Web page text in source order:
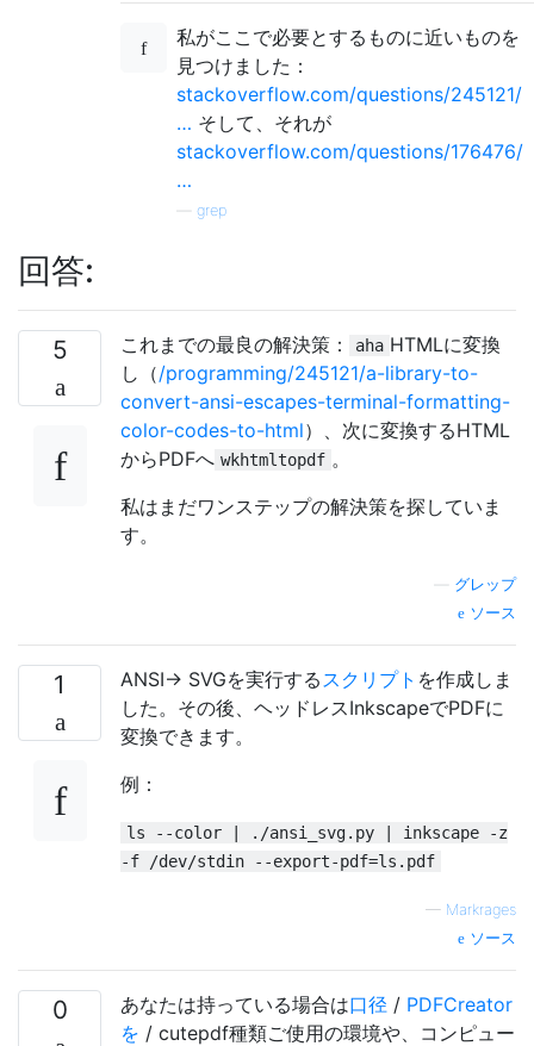
私がここで必要とするものに近いものを
見つけました：
stackoverflow.com/questions/245121/
… そして、それが
stackoverflow.com/questions/176476/
…
grep
回答:
5 これまでの最良の解決策： aha HTMLに変換
し（/programming/245121/a-library-to-
convert-ansi-escapes-terminal-formatting-
color-codes-to-html）、次に変換するHTML
からPDFへ wkhtmltopdf 。
私はまだワンステップの解決策を探していま
す。
グレップ
ソース
1 ANSI-> SVGを実行するスクリプト を作成しま
した。その後、ヘッドレスInkscapeでPDFに
変換できます。
例：
ls --color | ./ansi_svg.py | inkscape -z
-f /dev/stdin --export-pdf=ls.pdf
— Markrages
ソース
0 あなたは持っている場合は口径 / PDFCreator
を / cutepdf種類ご使用の環境や、コンピュー